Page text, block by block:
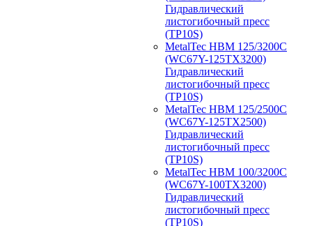
Гидравлический
листогибочный пресс
(TP10S)
MetalTec HBM 125/3200C
(WC67Y-125TX3200)
Гидравлический
листогибочный пресс
(TP10S)
MetalTec HBM 125/2500C
(WC67Y-125TX2500)
Гидравлический
листогибочный пресс
(TP10S)
MetalTec HBM 100/3200C
(WC67Y-100TX3200)
Гидравлический
листогибочный пресс
(TP10S)